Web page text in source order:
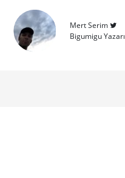
Mert Serim
Bigumigu Yazarı